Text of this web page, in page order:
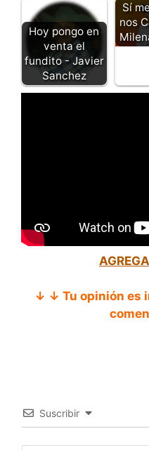
Hoy pongo en
venta el
fundito - Javier
Sanchez
Sí
nos
↓ ↓ Tu opinión es
Suscribir